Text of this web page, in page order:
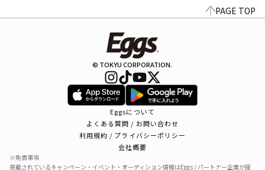
PAGE TOP
© TOKYU CORPORATION.
Eggsについて
よくある質問 / お問い合わせ
利用規約 / プライバシーポリシー
会社概要
※免責事項
掲載されているキャンペーン・イベント・オーディション情報はEggs / パートナー企業が提